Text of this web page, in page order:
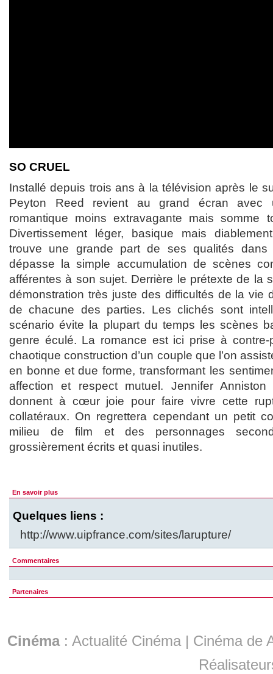
SO CRUEL
Installé depuis trois ans à la télévision après le
Peyton Reed revient au grand écran avec
romantique moins extravagante mais somme
Divertissement léger, basique mais
trouve une grande part de ses qualités dans
dépasse la simple accumulation de scènes
afférentes à son sujet. Derrière le prétexte de la
démonstration très juste des difficultés de la vie
de chacune des parties. Les clichés sont
scénario évite la plupart du temps les scènes
genre éculé. La romance est ici prise à contre-
chaotique construction d’un couple que l’on
en bonne et due forme, transformant les
affection et respect mutuel. Jennifer
donnent à cœur joie pour faire vivre cette
collatéraux. On regrettera cependant un petit
milieu de film et des personnages
grossièrement écrits et quasi inutiles.
En savoir plus
Quelques liens :
http://www.uipfrance.com/sites/larupture/
Commentaires
Partenaires
Cinéma: Actualité Cinéma | Cinéma de